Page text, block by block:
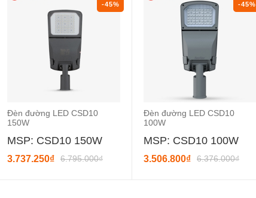
-45%
Đèn đường LED CSD10
150W
MSP: CSD10 150W
3.737.250₫ 6.795.000₫
-45%
Đèn đường LED CSD10
100W
MSP: CSD10 100W
3.506.800₫ 6.376.000₫